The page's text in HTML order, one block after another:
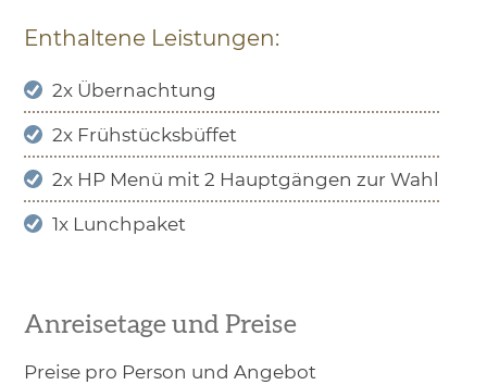
Enthaltene Leistungen:
2x Übernachtung
2x Frühstücksbüffet
2x HP Menü mit 2 Hauptgängen zur Wahl
1x Lunchpaket
Anreisetage und Preise
Preise pro Person und Angebot